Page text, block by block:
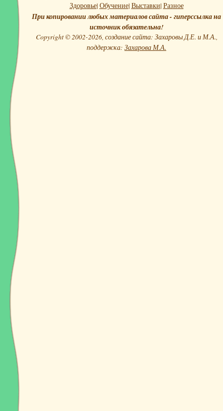
Здоровье| Обучение| Выставки| Разное
При копировании любых материалов сайта - гиперссылка на
источник обязательна!
Copyright © 2002-2026, создание сайта: Захаровы Д.Е. и М.А.,
поддержка: Захарова М.А.